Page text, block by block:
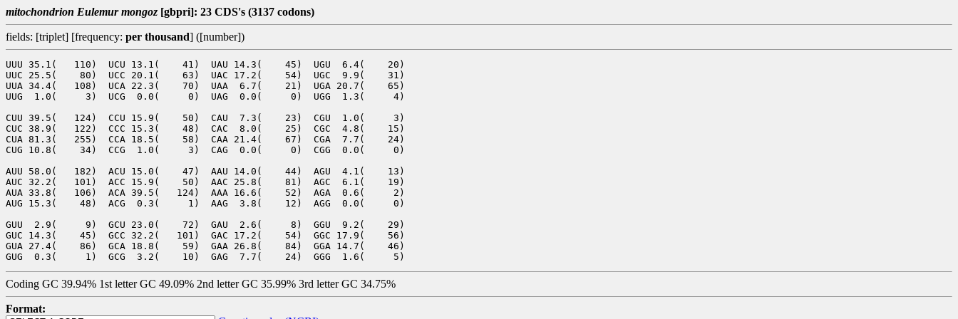
mitochondrion Eulemur mongoz [gbpri]: 23 CDS's (3137 codons)
fields: [triplet] [frequency: per thousand] ([number])
UUU 35.1(   110)  UCU 13.1(    41)  UAU 14.3(    45)  UGU  6.4(    20)
UUC 25.5(    80)  UCC 20.1(    63)  UAC 17.2(    54)  UGC  9.9(    31)
UUA 34.4(   108)  UCA 22.3(    70)  UAA  6.7(    21)  UGA 20.7(    65)
UUG  1.0(     3)  UCG  0.0(     0)  UAG  0.0(     0)  UGG  1.3(     4)
CUU 39.5(   124)  CCU 15.9(    50)  CAU  7.3(    23)  CGU  1.0(     3)
CUC 38.9(   122)  CCC 15.3(    48)  CAC  8.0(    25)  CGC  4.8(    15)
CUA 81.3(   255)  CCA 18.5(    58)  CAA 21.4(    67)  CGA  7.7(    24)
CUG 10.8(    34)  CCG  1.0(     3)  CAG  0.0(     0)  CGG  0.0(     0)
AUU 58.0(   182)  ACU 15.0(    47)  AAU 14.0(    44)  AGU  4.1(    13)
AUC 32.2(   101)  ACC 15.9(    50)  AAC 25.8(    81)  AGC  6.1(    19)
AUA 33.8(   106)  ACA 39.5(   124)  AAA 16.6(    52)  AGA  0.6(     2)
AUG 15.3(    48)  ACG  0.3(     1)  AAG  3.8(    12)  AGG  0.0(     0)
GUU  2.9(     9)  GCU 23.0(    72)  GAU  2.6(     8)  GGU  9.2(    29)
GUC 14.3(    45)  GCC 32.2(   101)  GAC 17.2(    54)  GGC 17.9(    56)
GUA 27.4(    86)  GCA 18.8(    59)  GAA 26.8(    84)  GGA 14.7(    46)
Coding GC 39.94% 1st letter GC 49.09% 2nd letter GC 35.99% 3rd letter GC 34.75%
Format: